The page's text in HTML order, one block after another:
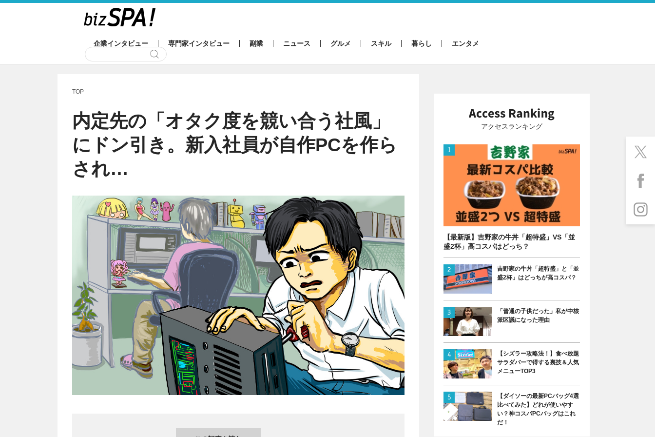
企業インタビュー 専門家インタビュー 副業 ニュース グルメ スキル 暮らし エンタメ
TOP
内定先の「オタク度を競い合う社風」
にドン引き。新入社員が自作PCを作ら
され…
アクセスランキング
【最新版】吉野家の牛丼「超特盛」VS「並
盛2杯」高コスパはどっち？
吉野家の牛丼「超特盛」と「並
盛2杯」はどっちが高コスパ？
「普通の子供だった」私が中核
派区議になった理由
【シズラー攻略法！】食べ放題
サラダバーで得する裏技＆人気
メニューTOP3
【ダイソーの最新PCバッグ4選
比べてみた】どれが使いやす
い？神コスパPCバッグはこれ
だ！